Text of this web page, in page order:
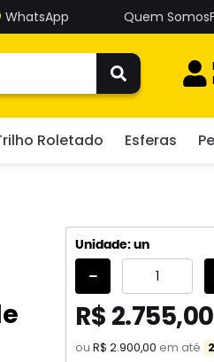
Quem Somos
Roletado Esferas
Unidade: un
R$ 2.755,00
ouR$ 2.900,00 em até